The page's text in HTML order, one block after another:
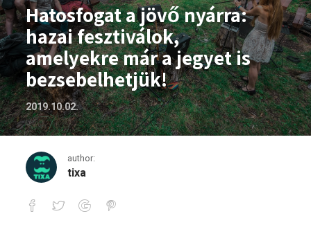
Hatosfogat a jövő nyárra:
hazai fesztiválok,
amelyekre már a jegyet is
bezsebelhetjük!
2019.10.02.
author:
tixa